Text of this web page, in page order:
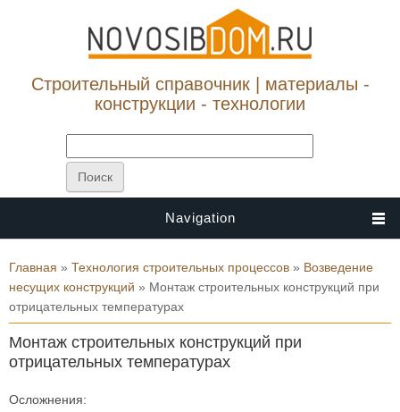
Строительный справочник | материалы -
конструкции - технологии
Navigation
Вы здесь
Главная » Технология строительных процессов » Возведение
несущих конструкций » Монтаж строительных конструкций при
отрицательных температурах
Монтаж строительных конструкций при
отрицательных температурах
Осложнения: